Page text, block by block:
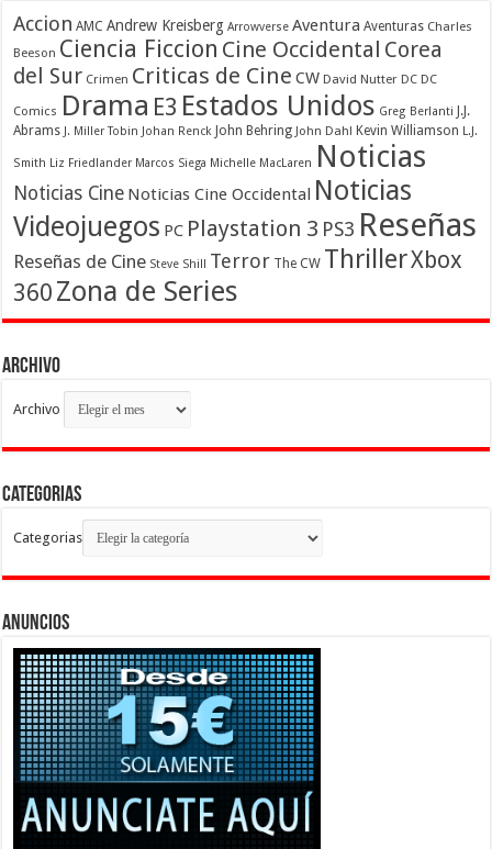
Accion AMC Andrew Kreisberg Arrowverse Aventura Aventuras Charles
Beeson Ciencia Ficcion Cine Occidental Corea
del Sur Crimen Criticas de Cine CW David Nutter DC DC
Comics Drama E3 Estados Unidos Greg Berlanti J.J.
Abrams J. Miller Tobin Johan Renck John Behring John Dahl Kevin Williamson L.J.
Smith Liz Friedlander Marcos Siega Michelle MacLaren Noticias
Noticias Cine Noticias Cine Occidental Noticias
Videojuegos PC Playstation 3 PS3 Reseñas
Reseñas de Cine Steve Shill Terror The CW ThrillerXbox
360 Zona de Series
Archivo
Archivo
Categorias
Categorias
Anuncios